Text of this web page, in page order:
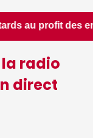
la radio
direct